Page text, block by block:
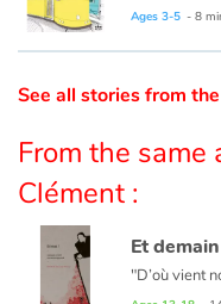
Home
Family
Schools
Libraries
Videos & Tutorials
Ages 3-5 - 8
See all stories from
From the
Clément :